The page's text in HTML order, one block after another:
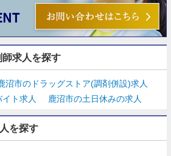
求人を探す
沼市のドラッグストア(調剤併設)求人
ト求人
鹿沼市の土日休みの求人
を探す